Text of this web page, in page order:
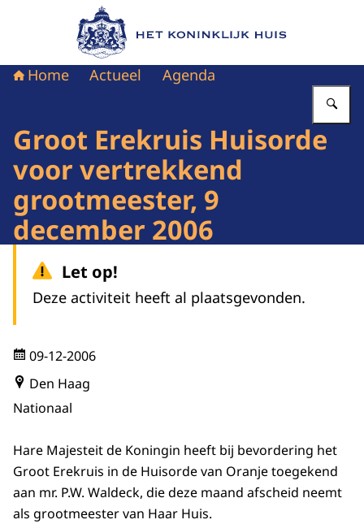
Naar de homepage van Het Koninklijk Huis
Home Actueel Agenda
Groot Erekruis Huisorde
voor vertrekkend
grootmeester, 9
december 2006
Let op!
Deze activiteit heeft al plaatsgevonden.
09-12-2006
Den Haag
Nationaal
Hare Majesteit de Koningin heeft bij bevordering het
Groot Erekruis in de Huisorde van Oranje toegekend
aan mr. P.W. Waldeck, die deze maand afscheid neemt
als grootmeester van Haar Huis.